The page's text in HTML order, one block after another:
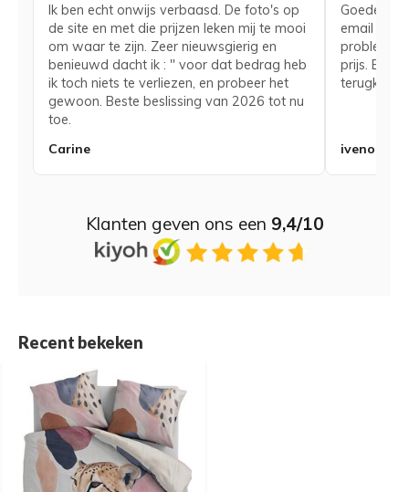
Ik ben echt onwijs verbaasd. De foto's op
de site en met die prijzen leken mij te mooi
om waar te zijn. Zeer nieuwsgierig en
benieuwd dacht ik : " voor dat bedrag heb
ik toch niets te verliezen, en probeer het
gewoon. Beste beslissing van 2026 tot nu
toe.
Carine
Goede
email voor
probleem
prijs. Bij
iveno
Klanten geven ons een 9,4/10
Recent bekeken